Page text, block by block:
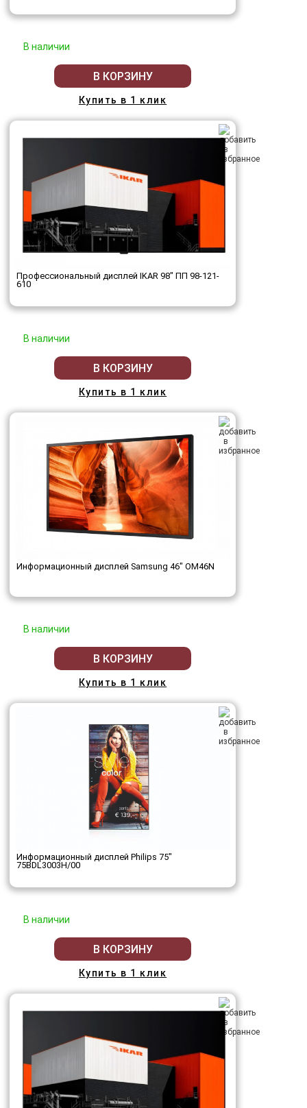
В наличии
В КОРЗИНУ
Купить в 1 клик
Профессиональный дисплей IKAR 98" ПП 98-121-
610
В наличии
В КОРЗИНУ
Купить в 1 клик
Информационный дисплей Samsung 46" OM46N
В наличии
В КОРЗИНУ
Купить в 1 клик
Информационный дисплей Philips 75"
75BDL3003H/00
В наличии
В КОРЗИНУ
Купить в 1 клик